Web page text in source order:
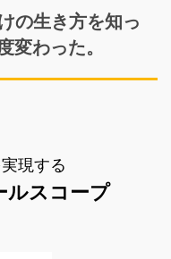
の生き方を知っ
変わった。
現する
ルスコープ